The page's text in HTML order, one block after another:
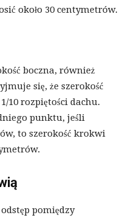
około 30 centymetrów.
boczna, również
się, że szerokość
10 rozpiętości dachu.
punktu, jeśli
to szerokość krokwi
pomiędzy